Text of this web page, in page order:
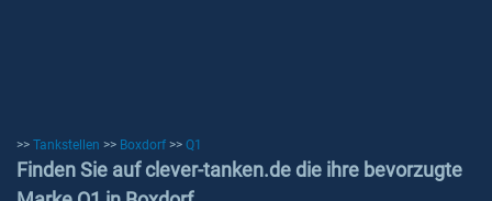
>> Tankstellen >> Boxdorf >> Q1
Finden Sie auf clever-tanken.de die ihre bevorzugte